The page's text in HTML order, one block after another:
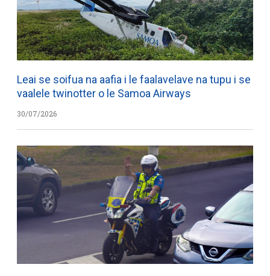
Leai se soifua na aafia i le faalavelave na tupu i se
vaalele twinotter o le Samoa Airways
30/07/2026